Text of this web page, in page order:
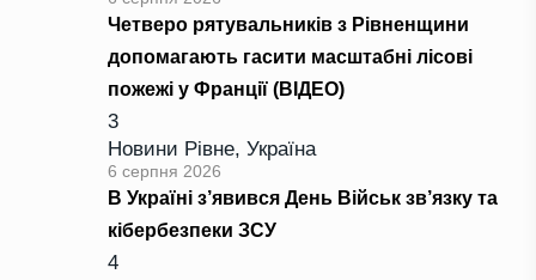
Четверо рятувальників з Рівненщини
допомагають гасити масштабні лісові
пожежі у Франції (ВІДЕО)
3
Новини Рівне, Україна
6 серпня 2026
В Україні з’явився День Військ зв’язку та
кібербезпеки ЗСУ
4